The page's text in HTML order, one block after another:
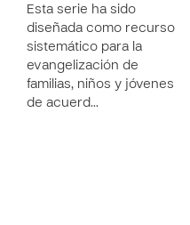
Esta serie ha sido
diseñada como recurso
sistemático para la
evangelización de
familias, niños y jóvenes
de acuerd…